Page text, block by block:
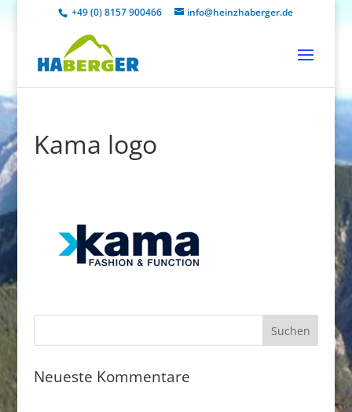
+49 (0) 8157 900466 info@heinzhaberger.de
Kama logo
Neueste Kommentare